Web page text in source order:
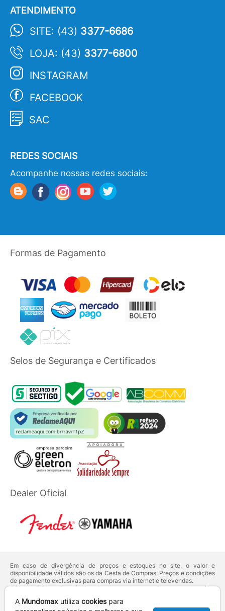
ATENDIMENTO
SITE: (43) 3377-6686
LOJA: (43) 3377-6800
INSTAGRAM
FACEBOOK
SAC
REDES SOCIAIS
Acompanhe nossas redes sociais:
Formas de Pagamento
Selos de Segurança e Certificados
Dealer Oficial
Em caso de divergência de preços e estoques no site, o valor e
disponibilidade válidos são os da Cesta de Compras. Preços e condições
de pagamento exclusivas para compras via internet e televendas.
Ofertas válidas até o término de nossos estoques. Para compras acima
deVenda Corporativa.
A Mundomax utiliza cookiespara